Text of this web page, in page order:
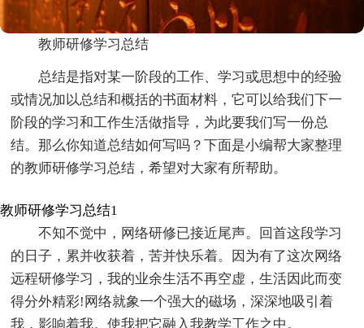
教师研修学习总结
总结是指对某一阶段的工作、学习或思想中的经验
或情况加以总结和概括的书面材料，它可以给我们下一
阶段的学习和工作生活做指导，为此要我们写一份总
结。那么你知道总结如何写吗？下面是小编帮大家整理
的教师研修学习总结，希望对大家有所帮助。
教师研修学习总结1
不知不觉中，网络研修已接近尾声。回首这段学习
的日子，累并收获着，苦并快乐着。因为有了这次网络
远程研修学习，我的业余生活不再空虚，生活因此而变
得分外精彩!网络就象一个强大的磁场，深深地吸引着
我，影响着我。使我把它融入我教学工作之中。